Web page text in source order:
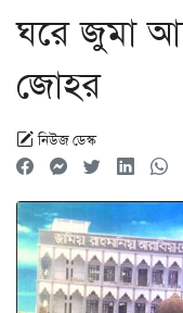
ঘরে জুমা
জোহর
নিউজ ডেস্ক